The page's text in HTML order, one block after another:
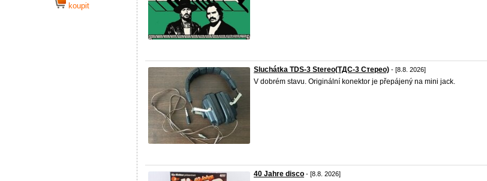
koupit
Sluchátka TDS-3 Stereo(ТДС-3 Стерео) - [8.8. 2026]
V dobrém stavu. Originální konektor je přepájený na mini jack.
40 Jahre disco - [8.8. 2026]